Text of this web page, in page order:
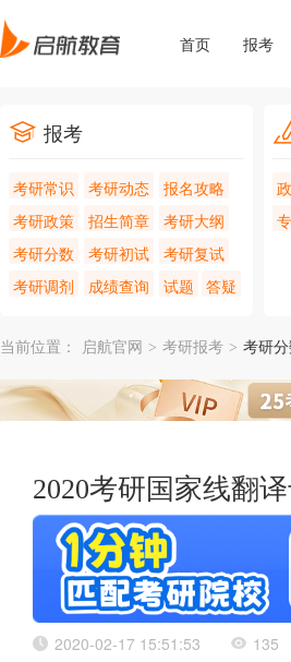
首页 报考
报考
考研常识 考研动态
报名攻略
考研政策
招生简章
考研大纲
考研分数
考研初试
考研复试
考研调剂
成绩查询 试题 答疑
当前位置： 启航官网 > 考研报考 > 考研分
2020考研国家线翻
2020-02-17 15:51:53 135